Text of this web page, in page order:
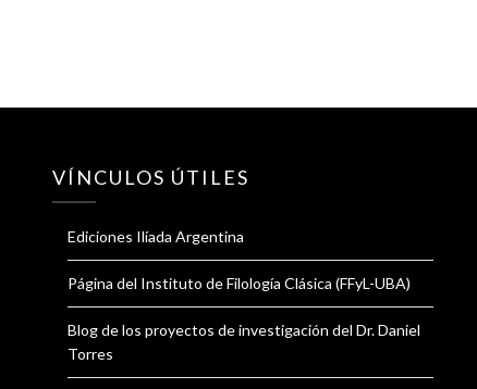
VÍNCULOS ÚTILES
Ediciones Ilíada Argentina
Página del Instituto de Filología Clásica (FFyL-UBA)
Blog de los proyectos de investigación del Dr. Daniel
Torres